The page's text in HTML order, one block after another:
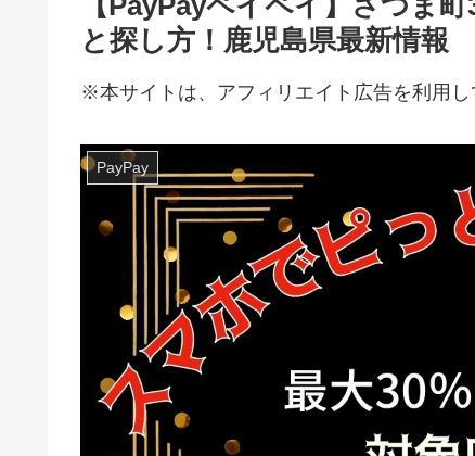
と探し方！鹿児島県最新情報
※本サイトは、アフィリエイト広告を利用し
PayPay